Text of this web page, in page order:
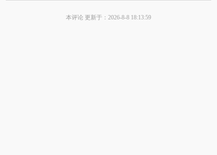
本评论 更新于：2026-8-8 18:13:59